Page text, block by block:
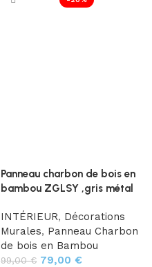
Panneau charbon de bois en
bambou ZGLSY ,gris métal
INTÉRIEUR, Décorations
Murales, Panneau Charbon
de bois en Bambou
99,00€ 79,00 €